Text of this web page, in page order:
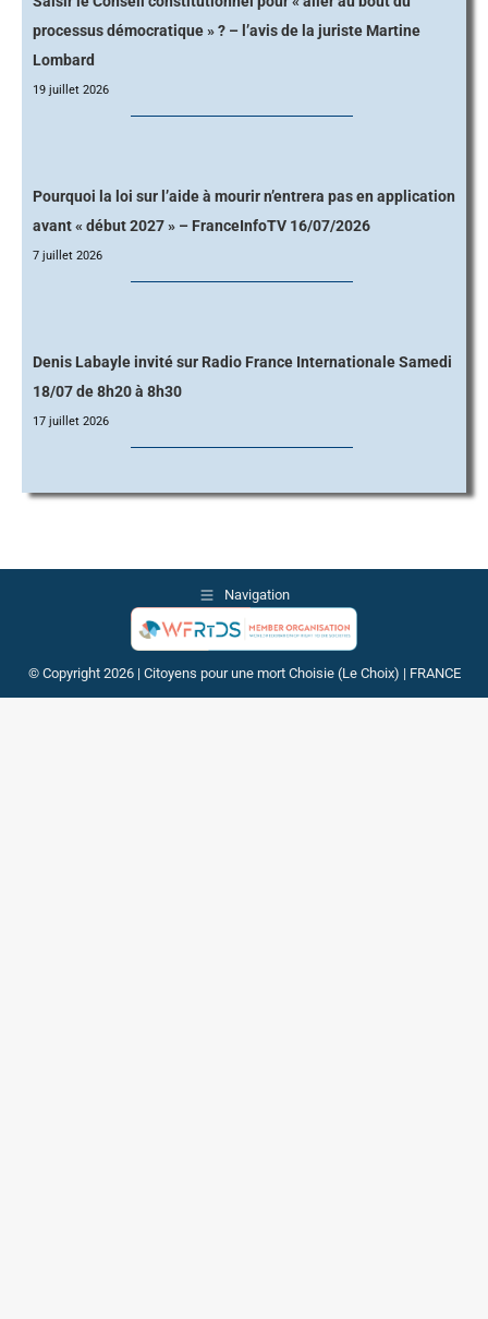
processus démocratique » ? – l’avis de la juriste Martine
Lombard
19 juillet 2026
Pourquoi la loi sur l’aide à mourir n’entrera pas en application
avant « début 2027 » – FranceInfoTV 16/07/2026
7 juillet 2026
Denis Labayle invité sur Radio France Internationale Samedi
18/07 de 8h20 à 8h30
17 juillet 2026
Navigation
© Copyright 2026 | Citoyens pour une mort Choisie (Le Choix) | FRANCE